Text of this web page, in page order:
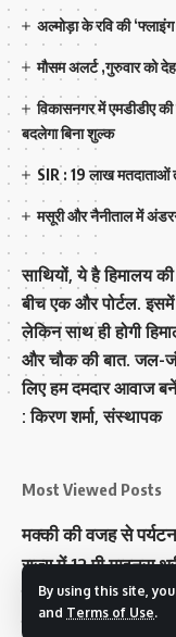
By using this site,
and Terms of Use.
अल्मोड़ा के रवि की
मौसम अलर्ट ,गुरुवार को
विकासनगर में एमडीडीए
बदलेगा बिना शुल्क
SIR : 19 लाख मतदाताओं
मसूरी और नैनीताल में
साथियों, ये है हिमालय
बीच एक और पोर्टल.
लेकिन साथ ही होगी
और चौक की बात. जल-
लिए हम दमदार आवाज
: किरण शर्मा, संस्‍थापक
Most Viewed Posts
मक्‍की की वजह से
राज्य में 12 पी माइनस
टिहरी राजपरिवार के
कम मतदान प्रतिशत